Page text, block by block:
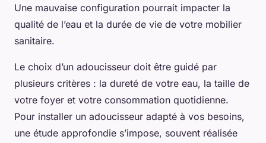
Une mauvaise configuration pourrait impacter la
qualité de l’eau et la durée de vie de votre mobilier
sanitaire.
Le choix d’un adoucisseur doit être guidé par
plusieurs critères : la dureté de votre eau, la taille de
votre foyer et votre consommation quotidienne.
Pour installer un adoucisseur adapté à vos besoins,
une étude approfondie s’impose, souvent réalisée